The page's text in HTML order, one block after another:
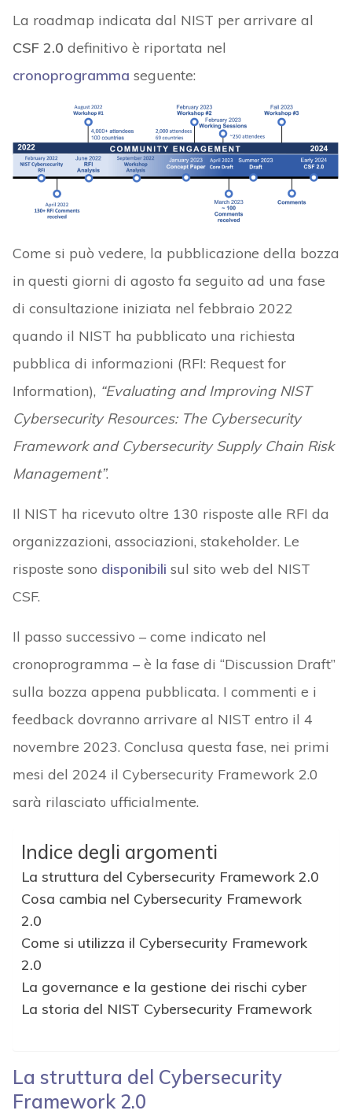
La roadmap indicata dal NIST per arrivare al
CSF 2.0 definitivo è riportata nel
cronoprogramma seguente:
Come si può vedere, la pubblicazione della bozza
in questi giorni di agosto fa seguito ad una fase
di consultazione iniziata nel febbraio 2022
quando il NIST ha pubblicato una richiesta
pubblica di informazioni (RFI: Request for
Information), “Evaluating and Improving NIST
Cybersecurity Resources: The Cybersecurity
Framework and Cybersecurity Supply Chain Risk
Management”.
Il NIST ha ricevuto oltre 130 risposte alle RFI da
organizzazioni, associazioni, stakeholder. Le
risposte sono disponibili sul sito web del NIST
CSF.
Il passo successivo – come indicato nel
cronoprogramma – è la fase di “Discussion Draft”
sulla bozza appena pubblicata. I commenti e i
feedback dovranno arrivare al NIST entro il 4
novembre 2023. Conclusa questa fase, nei primi
mesi del 2024 il Cybersecurity Framework 2.0
sarà rilasciato ufficialmente.
Indice degli argomenti
La struttura del Cybersecurity Framework 2.0
Cosa cambia nel Cybersecurity Framework
2.0
Come si utilizza il Cybersecurity Framework
2.0
La governance e la gestione dei rischi cyber
La storia del NIST Cybersecurity Framework
La struttura del Cybersecurity
Framework 2.0